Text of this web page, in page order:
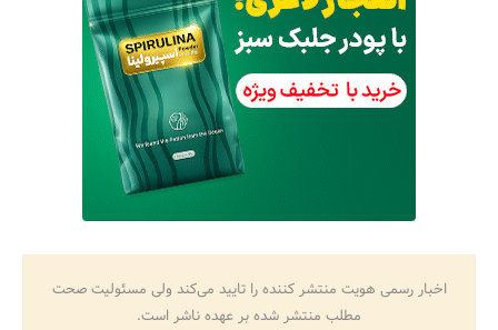
اخبار رسمی هویت منتشر کننده را تایید می‌کند ولی مسئولیت صحت
مطلب منتشر شده بر عهده ناشر است.